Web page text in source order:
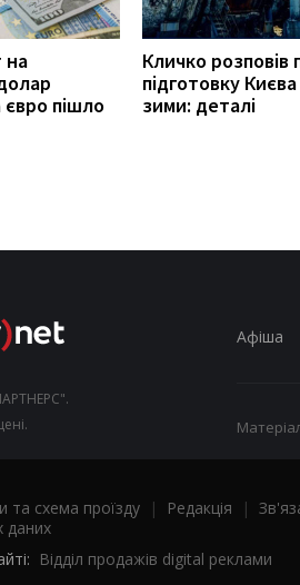
на
євро пішло
Кличко розповів
підготовку
зими: деталі
Афіша
та схема проїзду | Редакція |
даних
Відділ продажів digital реклами